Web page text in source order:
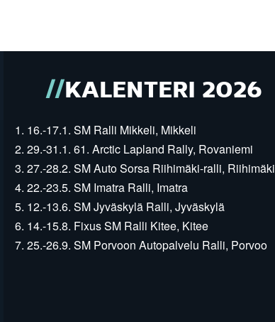
KALENTERI 2026
1. 16.-17.1. SM Ralli Mikkeli, Mikkeli
2. 29.-31.1. 61. Arctic Lapland Rally, Rovaniemi
3. 27.-28.2. SM Auto Sorsa Riihimäki-ralli, Riihimäki
4. 22.-23.5. SM Imatra Ralli, Imatra
5. 12.-13.6. SM Jyväskylä Ralli, Jyväskylä
6. 14.-15.8. Fixus SM Ralli Kitee, Kitee
7. 25.-26.9. SM Porvoon Autopalvelu Ralli, Porvoo